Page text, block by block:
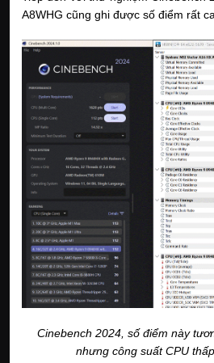
A8WHG cũng ghi được số điểm rất
Cinebench 2024, số điểm này
nhưng công suất CPU